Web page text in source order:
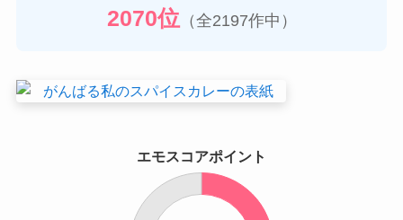
2070位（全2197作中）
エモスコアポイント